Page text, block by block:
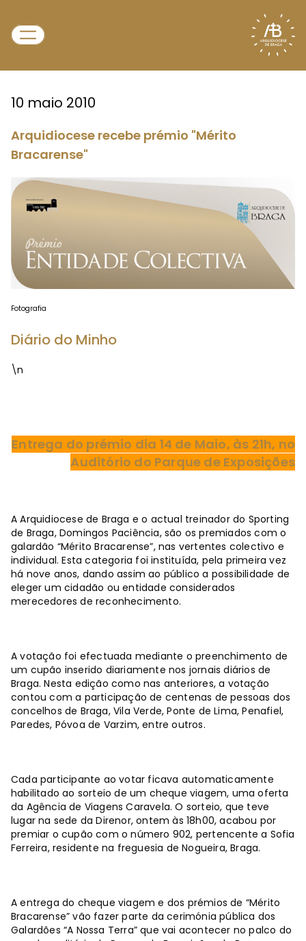
10 maio 2010
Arquidiocese recebe prémio "Mérito
Bracarense"
Fotografia
Diário do Minho
\n
Entrega do prémio dia 14 de Maio, às 21h, no
Auditório do Parque de Exposições
A Arquidiocese de Braga e o actual treinador do Sporting
de Braga, Domingos Paciência, são os premiados com o
galardão “Mérito Bracarense”, nas vertentes colectivo e
individual. Esta categoria foi instituída, pela primeira vez
há nove anos, dando assim ao público a possibilidade de
eleger um cidadão ou entidade considerados
merecedores de reconhecimento.
A votação foi efectuada mediante o preenchimento de
um cupão inserido diariamente nos jornais diários de
Braga. Nesta edição como nas anteriores, a votação
contou com a participação de centenas de pessoas dos
concelhos de Braga, Vila Verde, Ponte de Lima, Penafiel,
Paredes, Póvoa de Varzim, entre outros.
Cada participante ao votar ficava automaticamente
habilitado ao sorteio de um cheque viagem, uma oferta
da Agência de Viagens Caravela. O sorteio, que teve
lugar na sede da Direnor, ontem às 18h00, acabou por
premiar o cupão com o número 902, pertencente a Sofia
Ferreira, residente na freguesia de Nogueira, Braga.
A entrega do cheque viagem e dos prémios de “Mérito
Bracarense” vão fazer parte da cerimónia pública dos
Galardões “A Nossa Terra” que vai acontecer no palco do